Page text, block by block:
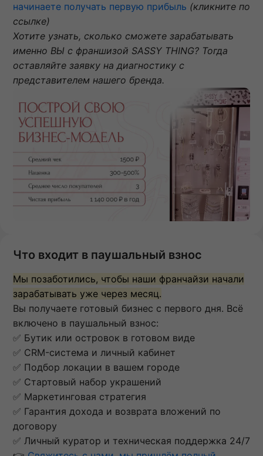
начинаете получать первую прибыль (кликните по
ссылке)
Хотите узнать, сколько сможете зарабатывать
именно ВЫ с франшизой SASSY THING? Тогда
оставляйте заявку на диагностику с
представителем нашего бренда.
Что входит в паушальный взнос
Мы позаботились, чтобы наши франчайзи начали
зарабатывать уже через месяц.
Вы получаете готовый бизнес с первого дня. Всё
включено в паушальный взнос:
✅ Бутик или островок в готовом виде
✅ CRM-система и личный кабинет
✅ Подбор локации в вашем городе
✅ Стартовый набор украшений
✅ Маркетинговая стратегия
✅ Гарантия дохода и возврата вложений по
договору
✅ Личный куратор и техническая поддержка 24/7